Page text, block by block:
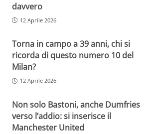
davvero
12 Aprile 2026
Torna in campo a 39 anni, chi si
ricorda di questo numero 10 del
Milan?
12 Aprile 2026
Non solo Bastoni, anche Dumfries
verso l’addio: si inserisce il
Manchester United